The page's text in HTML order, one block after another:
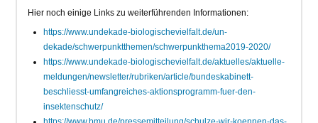
Hier noch einige Links zu weiterführenden Informationen:
https://www.undekade-biologischevielfalt.de/un-
dekade/schwerpunktthemen/schwerpunkthema2019-2020/
https://www.undekade-biologischevielfalt.de/aktuelles/aktuelle-
meldungen/newsletter/rubriken/article/bundeskabinett-
beschliesst-umfangreiches-aktionsprogramm-fuer-den-
insektenschutz/